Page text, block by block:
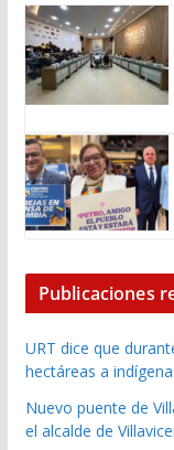
Publicaciones
URT dice que
hectáreas a
Nuevo puente de
el alcalde de